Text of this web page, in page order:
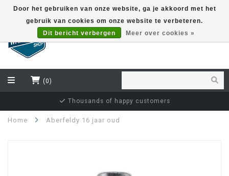
(0)
Independent bottler
Home Aberfeldy 16 jaar oud
Door het gebruiken van onze website, ga je akkoord met het
gebruik van cookies om onze website te verbeteren.
Dit bericht verbergen
Meer over cookies »